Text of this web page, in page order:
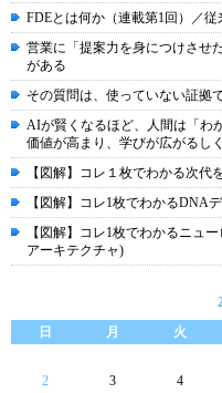
FDEとは何か（連載第1回）／
営業に「提案力を身につけさせ
がある
その質問は、使っていない証拠
AIが賢くなるほど、人間は「
価値が高まり、学びが広がるし
【図解】コレ１枚でわかる次代
【図解】コレ1枚でわかるDNA
【図解】コレ1枚でわかるニュ
アーキテクチャ)
日
月 火
2
3 4